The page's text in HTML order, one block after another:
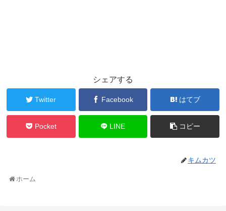
シェアする
Twitter Facebook はてブ
Pocket LINE コピー
キムカツ
ホーム